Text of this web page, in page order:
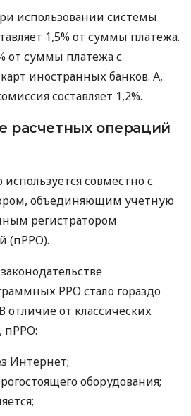
использовании системы
1,5% от суммы платежа.
от суммы платежа с
иностранных банков. А,
составляет 1,2%.
расчетных операций
совместно с
объединяющим учетную
регистратором
(пРРО).
РРО стало гораздо
отличие от классических
пРРО:
Интернет;
оборудования;